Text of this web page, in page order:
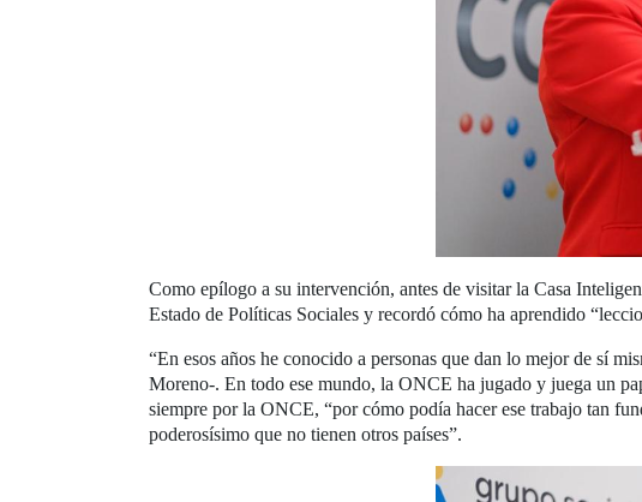
Como epílogo a su intervención, antes de visitar la Casa
Estado de Políticas Sociales y recordó cómo ha aprendido
“En esos años he conocido a personas que dan lo mejor de sí
Moreno-. En todo ese mundo, la ONCE ha jugado y juega un
siempre por la ONCE, “por cómo podía hacer ese trabajo tan
poderosísimo que no tienen otros países”.